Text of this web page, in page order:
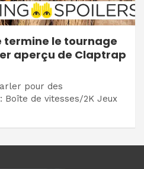
termine le tournage
aperçu de Claptrap
pour des
Boîte de vitesses/2K Jeux